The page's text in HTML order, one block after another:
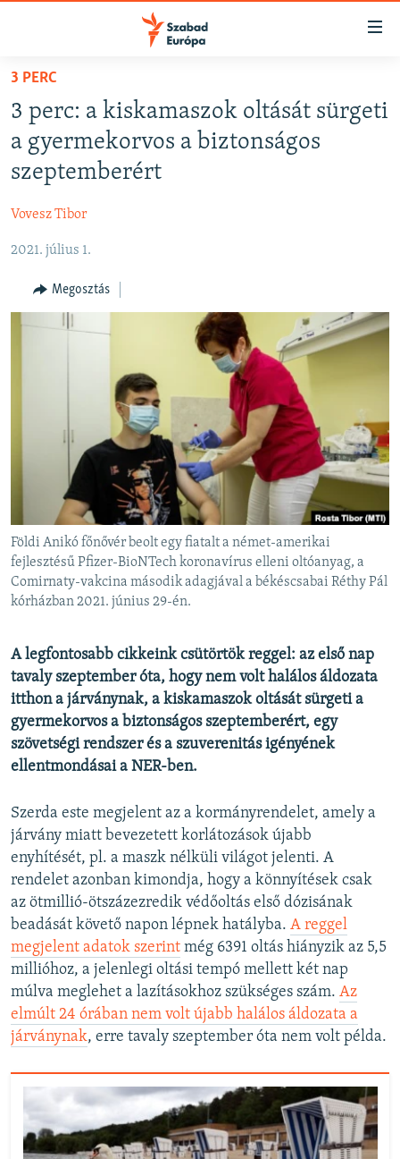
Akadálymentes
Ugrás
fő
oldalra
Ugrás
tartalomjegyzékre
NAPIRENDEN
AKTUÁLIS
PODCASTOK
ELEMZŐ
NER15
SZABADON
TÁRSADALOM
A PÉNZ NYOMÁBAN
KLÍMAVÁLTOZÁS
A MÚLT TANULSÁGAI
KÖVESSEN MINKET!
Valamennyi RFE/RL weboldal
3 PERC
3 perc: a kiskamaszok oltását sürgeti
a gyermekorvos a biztonságos
szeptemberért
Vovesz Tibor
2021. július 1.
Megosztás
Földi Anikó főnővér beolt egy fiatalt a német-amerikai
fejlesztésű Pfizer-BioNTech koronavírus elleni oltóanyag, a
Comirnaty-vakcina második adagjával a békéscsabai Réthy Pál
kórházban 2021. június 29-én.
A legfontosabb cikkeink csütörtök reggel: az első nap
tavaly szeptember óta, hogy nem volt halálos áldozata
itthon a járványnak, a kiskamaszok oltását sürgeti a
gyermekorvos a biztonságos szeptemberért, egy
szövetségi rendszer és a szuverenitás igényének
ellentmondásai a NER-ben.
Szerda este megjelent az a kormányrendelet, amely a
járvány miatt bevezetett korlátozások újabb
enyhítését, pl. a maszk nélküli világot jelenti. A
rendelet azonban kimondja, hogy a könnyítések csak
az ötmillió-ötszázezredik védőoltás első dózisának
beadását követő napon lépnek hatályba. A reggel
megjelent adatok szerint még 6391 oltás hiányzik az 5,5
millióhoz, a jelenlegi oltási tempó mellett két nap
múlva meglehet a lazításokhoz szükséges szám. Az
elmúlt 24 órában nem volt újabb halálos áldozata a
járványnak, erre tavaly szeptember óta nem volt példa.